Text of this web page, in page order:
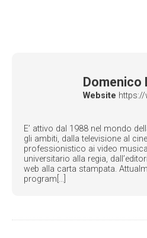
Domenico
Website
E’ attivo dal 1988 nel mondo
gli ambiti, dalla televisione al
professionistico ai video
universitario alla regia,
web alla carta stampata.
program[...]